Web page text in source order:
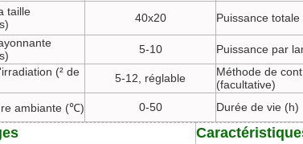
taille
40x20 Puissance totale
5-10 Puissance par
(² de
5-12, réglable
Méthode de
(facultative)
ambiante (℃)
0-50 Durée de vie (h)